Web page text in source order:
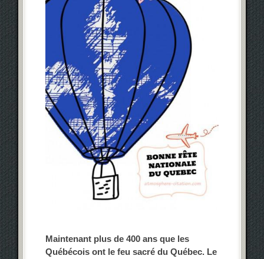
Maintenant plus de 400 ans que les
Québécois ont le feu sacré du Québec. Le